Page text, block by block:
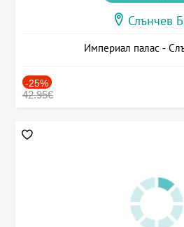
Слънчев
Империал палас -
-25%
42.95€